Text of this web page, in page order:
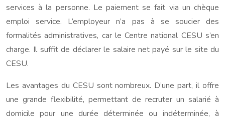
services à la personne. Le paiement se fait via un chèque
emploi service. L’employeur n’a pas à se soucier des
formalités administratives, car le Centre national CESU s’en
charge. Il suffit de déclarer le salaire net payé sur le site du
CESU.
Les avantages du CESU sont nombreux. D’une part, il offre
une grande flexibilité, permettant de recruter un salarié à
domicile pour une durée déterminée ou indéterminée, à